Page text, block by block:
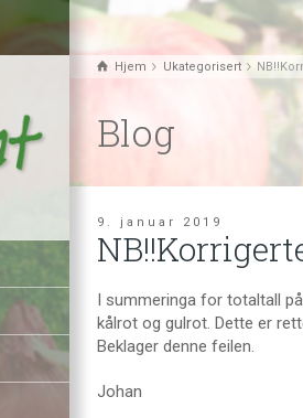
Hjem Ukategorisert
Blog
9. januar 2019
I summeringa for totaltall
kålrot og gulrot. Dette er
Beklager denne feilen.
Johan